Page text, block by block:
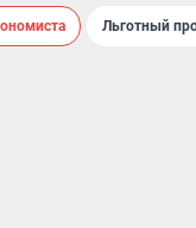
Льготный